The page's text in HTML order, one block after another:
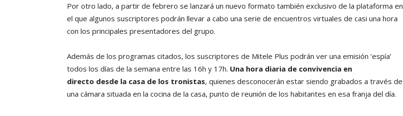
Por otro lado, a partir de febrero se lanzará un nuevo formato también exclusivo de la plataforma en
el que algunos suscriptores podrán llevar a cabo una serie de encuentros virtuales de casi una hora
con los principales presentadores del grupo.
Además de los programas citados, los suscriptores de Mitele Plus podrán ver una emisión ‘espía’
todos los días de la semana entre las 16h y 17h. Una hora diaria de convivencia en
directo desde la casa de los tronistas, quienes desconocerán estar siendo grabados a través de
una cámara situada en la cocina de la casa, punto de reunión de los habitantes en esa franja del día.